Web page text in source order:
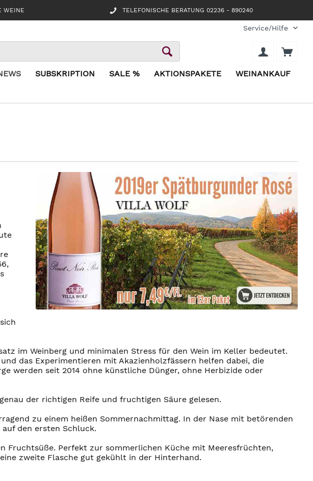
WEINE TELEFONISCHE BERATUNG 02236 - 890240
Service/Hilfe
SUBSKRIPTION SALE % AKTIONSPAKETE WEINANKAUF
im Weinberg und minimalen Stress für den Wein im Keller bedeutet.
das Experimentieren mit Akazienholzfässern helfen dabei, die
werden seit 2014 ohne künstliche Dünger, ohne Herbizide oder
der richtigen Reife und fruchtigen Säure gelesen.
zu einem heißen Sommernachmittag. In der Nase mit betörenden
den ersten Schluck.
Fruchtsüße. Perfekt zur sommerlichen Küche mit Meeresfrüchten,
zweite Flasche gut gekühlt in der Hinterhand.